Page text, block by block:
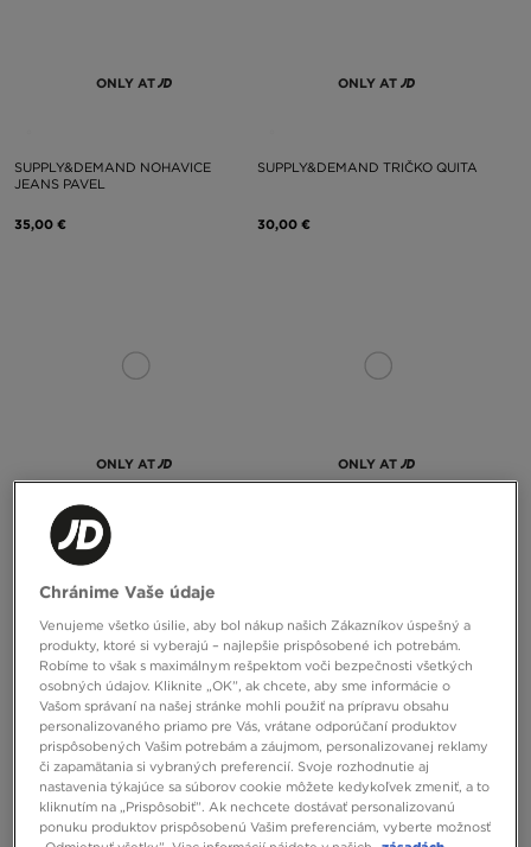
ONLY AT
SUPPLY&DEMAND NOHAVICE
JEANS PAVEL
35,00 €
ONLY AT
SUPPLY&DEMAND TRIČKO QUITA
30,00 €
ONLY AT
SUPPLY&DEMAND TRIČKO
TREBPORT
ONLY AT
26,00 € – najnižšia cena
Chránime Vaše údaje
Venujeme všetko úsilie, aby bol nákup našich Zákazníkov úspešný a
produkty, ktoré si vyberajú – najlepšie prispôsobené ich potrebám.
Robíme to však s maximálnym rešpektom voči bezpečnosti všetkých
osobných údajov. Kliknite „OK”, ak chcete, aby sme informácie o
Vašom správaní na našej stránke mohli použiť na prípravu obsahu
personalizovaného priamo pre Vás, vrátane odporúčaní produktov
prispôsobených Vašim potrebám a záujmom, personalizovanej reklamy
či zapamätania si vybraných preferencií. Svoje rozhodnutie aj
nastavenia týkajúce sa súborov cookie môžete kedykoľvek zmeniť, a to
kliknutím na „Prispôsobiť”. Ak nechcete dostávať personalizovanú
ponuku produktov prispôsobenú Vašim preferenciám, vyberte možnosť